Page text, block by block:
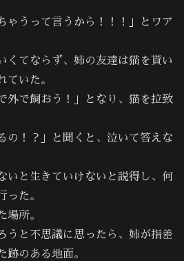
ゃうって言うから！！！」とワア
くてならず、姉の友達は猫を貰い
ていた。
外で飼おう！」となり、猫を拉致
の！？」と聞くと、泣いて答えな
いと生きていけないと説得し、何
った。
場所。
うと不思議に思ったら、姉が指差
跡のある地面。